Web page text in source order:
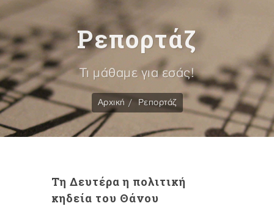
Ρεπορτάζ
Τι μάθαμε για εσάς!
Αρχική Ρεπορτάζ
Τη Δευτέρα η πολιτική
κηδεία του Θάνου